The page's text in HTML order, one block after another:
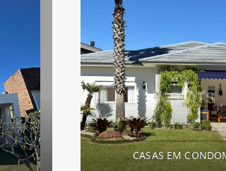
CASAS EM